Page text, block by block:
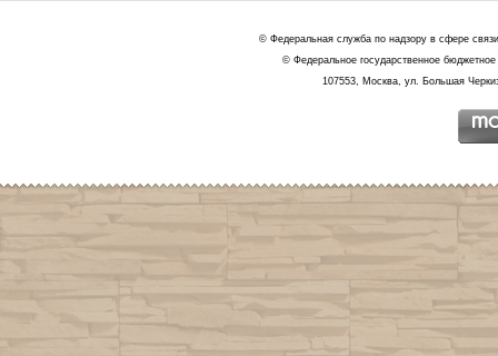
© Федеральная служба по надзору в сфере
© Федеральное государственное
107553, Москва, ул. Большая